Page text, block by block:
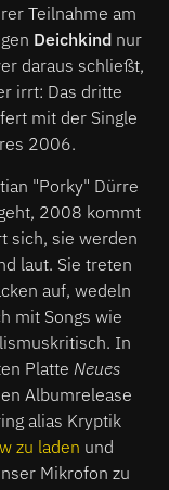
Teilnahme am
Deichkind nur
daraus schließt,
irrt: Das dritte
mit der Single
2006.
"Porky" Dürre
2008 kommt
sich, sie werden
laut. Sie treten
auf, wedeln
mit Songs wie
In
Platte Neues
Albumrelease
alias Kryptik
zu laden und
Mikrofon zu